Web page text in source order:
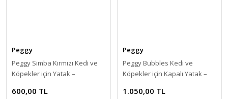
Peggy
Peggy Simba Kırmızı Kedi ve
Köpekler için Yatak –
Taban
600,00 TL
Peggy
Peggy Bubbles Kedi ve
Köpekler için Kapalı Yatak –
Bölmeler
1.050,00 TL